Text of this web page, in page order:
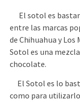
El sotol es
entre las marcas
de Chihuahua y Los
Sotol es una
chocolate.
El Sotol es lo
como para